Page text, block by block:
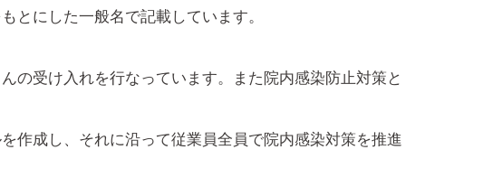
とにした一般名で記載しています。
の受け入れを行なっています。また院内感染防止対策と
作成し、それに沿って従業員全員で院内感染対策を推進